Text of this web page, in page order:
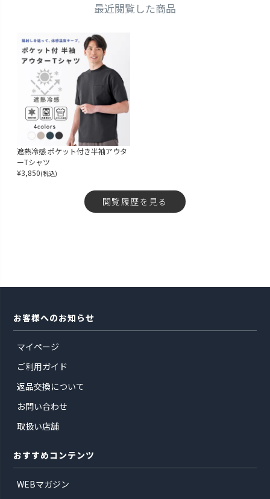
最近閲覧した商品
遮熱冷感 ポケット付き半袖アウタ
ーTシャツ
¥3,850(税込)
閲覧履歴を見る
お客様へのお知らせ
マイページ
ご利用ガイド
返品交換について
お問い合わせ
取扱い店舗
おすすめコンテンツ
WEBマガジン